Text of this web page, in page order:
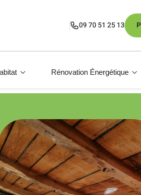
09 70 51 25 13
Rénovation Énergétique